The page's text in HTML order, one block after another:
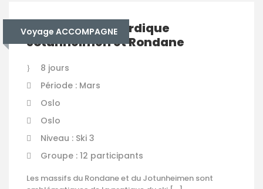
Voyage ACCOMPAGNE
Norvège – Ski nordique
Jotunheimen et Rondane
8 jours
Période : Mars
Oslo
Oslo
Niveau : Ski 3
Groupe : 12 participants
Les massifs du Rondane et du Jotunheimen sont